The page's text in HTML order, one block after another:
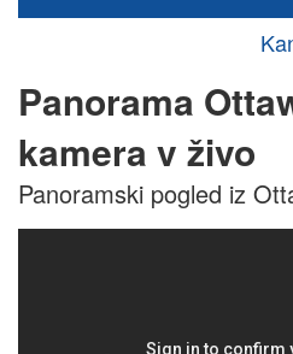
Panorama
kamera v živo
Panoramski pogled iz